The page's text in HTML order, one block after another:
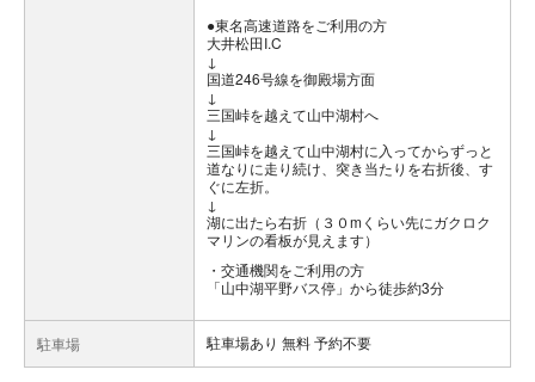
●東名高速道路をご利用の方
大井松田I.C
↓
国道246号線を御殿場方面
↓
三国峠を越えて山中湖村へ
↓
三国峠を越えて山中湖村に入ってからずっと
道なりに走り続け、突き当たりを右折後、す
ぐに左折。
↓
湖に出たら右折（３０mくらい先にガクロク
マリンの看板が見えます）
交通機関をご利用の方
「山中湖平野バス停」から徒歩約3分
駐車場 駐車場あり 無料 予約不要